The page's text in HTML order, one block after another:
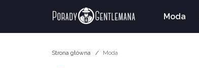
Moda
Strona główna Moda